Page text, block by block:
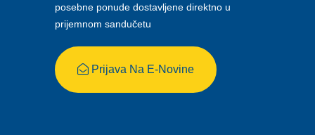
posebne ponude dostavljene direktno u
prijemnom sandučetu
Prijava Na E-Novine